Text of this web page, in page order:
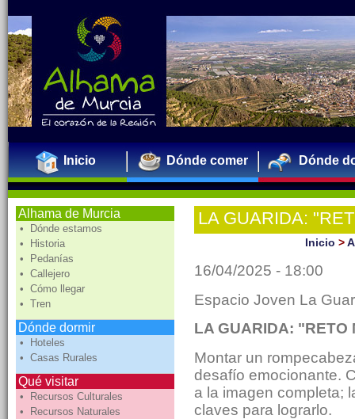
Inicio Dónde comer Dónde
Alhama de Murcia
• Dónde estamos
• Historia
• Pedanías
• Callejero
• Cómo llegar
• Tren
Dónde dormir
• Hoteles
• Casas Rurales
Qué visitar
• Recursos Culturales
• Recursos Naturales
LA GUARIDA:
Inicio >
16/04/2025 - 18:00
Espacio Joven La
LA GUARIDA: "RETO
Montar un
desafío emocionante.
a la imagen completa;
claves para lograrlo.